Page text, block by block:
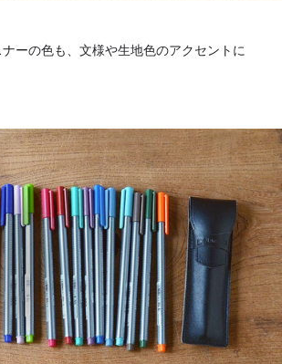
ナーの色も、文様や生地色のアクセントに